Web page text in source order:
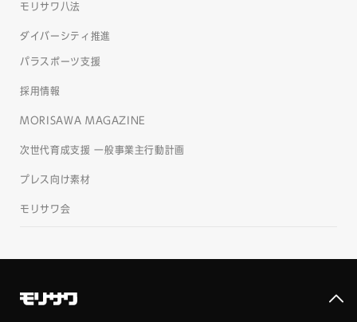
モリサワ八法
ダイバーシティ推進
パラスポーツ支援
採用情報
MORISAWA MAGAZINE
次世代育成支援 一般事業主行動計画
プレス向け素材
モリサワ会